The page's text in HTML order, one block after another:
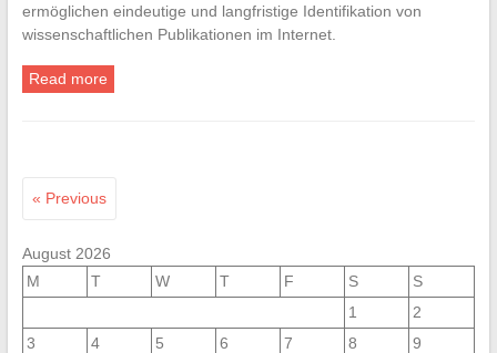
ermöglichen eindeutige und langfristige Identifikation von
wissenschaftlichen Publikationen im Internet.
Read more
« Previous
August 2026
M
T W T F S
S
1
2
3
4 5 6 7 8
9